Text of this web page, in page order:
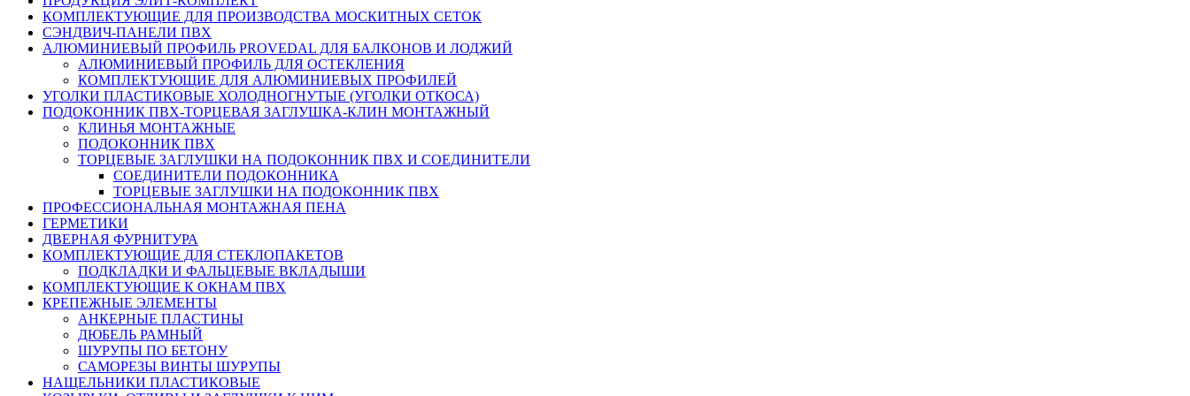
КОМПЛЕКТУЮЩИЕ ДЛЯ ПРОИЗВОДСТВА МОСКИТНЫХ СЕТОК
СЭНДВИЧ-ПАНЕЛИ ПВХ
АЛЮМИНИЕВЫЙ ПРОФИЛЬ PROVEDAL ДЛЯ БАЛКОНОВ И ЛОДЖИЙ
АЛЮМИНИЕВЫЙ ПРОФИЛЬ ДЛЯ ОСТЕКЛЕНИЯ
КОМПЛЕКТУЮЩИЕ ДЛЯ АЛЮМИНИЕВЫХ ПРОФИЛЕЙ
УГОЛКИ ПЛАСТИКОВЫЕ ХОЛОДНОГНУТЫЕ (УГОЛКИ ОТКОСА)
ПОДОКОННИК ПВХ-ТОРЦЕВАЯ ЗАГЛУШКА-КЛИН МОНТАЖНЫЙ
КЛИНЬЯ МОНТАЖНЫЕ
ПОДОКОННИК ПВХ
ТОРЦЕВЫЕ ЗАГЛУШКИ НА ПОДОКОННИК ПВХ И СОЕДИНИТЕЛИ
СОЕДИНИТЕЛИ ПОДОКОННИКА
ТОРЦЕВЫЕ ЗАГЛУШКИ НА ПОДОКОННИК ПВХ
ПРОФЕССИОНАЛЬНАЯ МОНТАЖНАЯ ПЕНА
ГЕРМЕТИКИ
ДВЕРНАЯ ФУРНИТУРА
КОМПЛЕКТУЮЩИЕ ДЛЯ СТЕКЛОПАКЕТОВ
ПОДКЛАДКИ И ФАЛЬЦЕВЫЕ ВКЛАДЫШИ
КОМПЛЕКТУЮЩИЕ К ОКНАМ ПВХ
КРЕПЕЖНЫЕ ЭЛЕМЕНТЫ
АНКЕРНЫЕ ПЛАСТИНЫ
ДЮБЕЛЬ РАМНЫЙ
ШУРУПЫ ПО БЕТОНУ
САМОРЕЗЫ ВИНТЫ ШУРУПЫ
НАЩЕЛЬНИКИ ПЛАСТИКОВЫЕ